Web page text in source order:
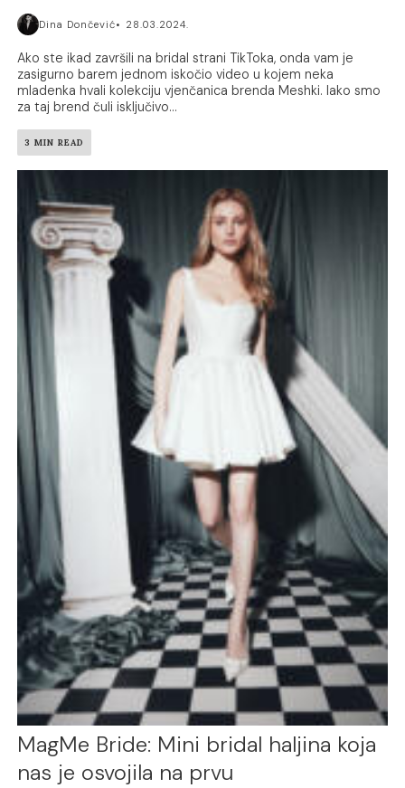
Dina Dončević 28.03.2024.
Ako ste ikad završili na bridal strani TikToka, onda vam je
zasigurno barem jednom iskočio video u kojem neka
mladenka hvali kolekciju vjenčanica brenda Meshki. Iako smo
za taj brend čuli isključivo...
3 MIN READ
MagMe Bride: Mini bridal haljina koja
nas je osvojila na prvu